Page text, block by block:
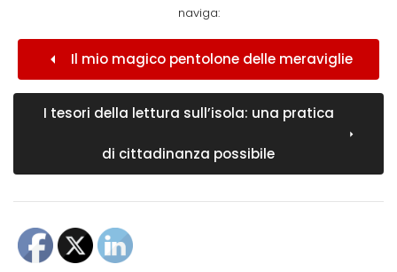
naviga:
Il mio magico pentolone delle meraviglie
I tesori della lettura sull’isola: una pratica
di cittadinanza possibile